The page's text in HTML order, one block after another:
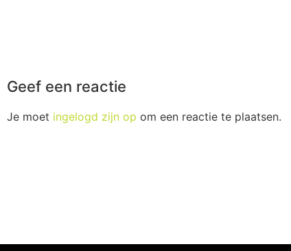
Geef een reactie
Je moet ingelogd zijn op om een reactie te plaatsen.